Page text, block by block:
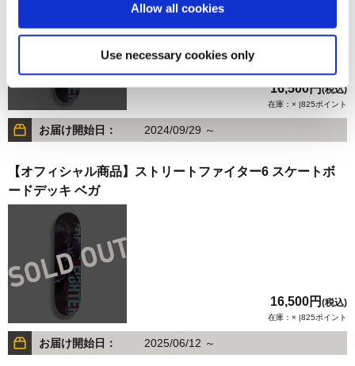
Allow all cookies
Use necessary cookies only
16,500円(税込)
在庫：× |825ポイント
お届け開始日： 2024/09/29 ～
【オフィシャル商品】ストリートファイター6 スケートボ
ードデッキ ベガ
16,500円 (税込)
在庫：× |825ポイント
お届け開始日： 2025/06/12 ～